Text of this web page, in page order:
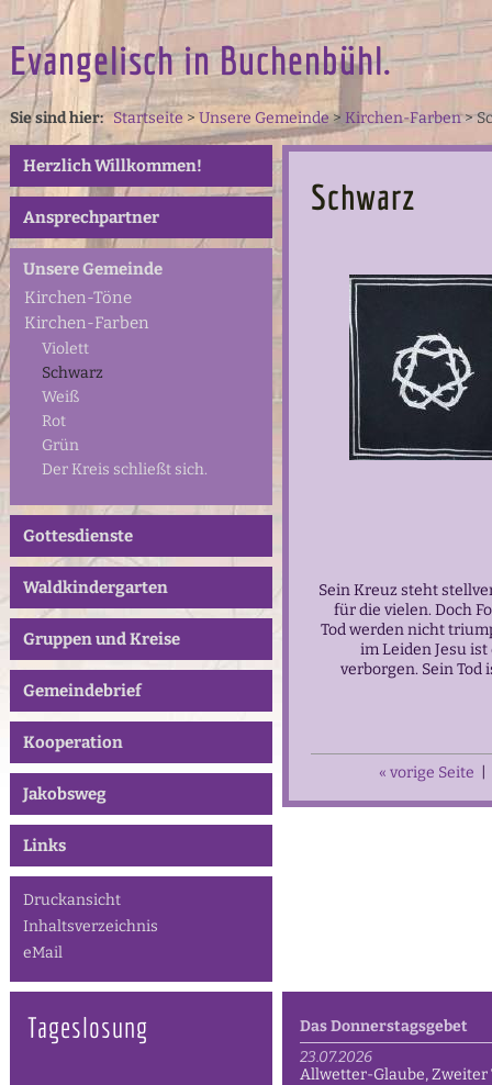
Evangelisch in Buchenbühl.
Sie sind hier:Startseite > Unsere Gemeinde> Kirchen-Farben>
Herzlich Willkommen!
Ansprechpartner
Unsere Gemeinde
Kirchen-Töne
Kirchen-Farben
Violett
Schwarz
Weiß
Rot
Grün
Der Kreis schließt sich.
Gottesdienste
Waldkindergarten
Gruppen und Kreise
Gemeindebrief
Kooperation
Jakobsweg
Links
Druckansicht
Inhaltsverzeichnis
eMail
Schwarz
Sein Kreuz steht
für die vielen. Doch
Tod werden nicht
im Leiden Jesu ist
verborgen. Sein Tod
« vorige Seite
Tageslosung
Das Donnerstagsgebet
23.07.2026
Allwetter-Glaube, Zweiter